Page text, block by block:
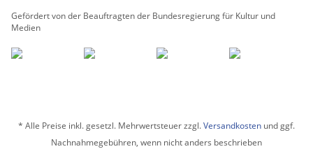
Gefördert von der Beauftragten der Bundesregierung für Kultur und
Medien
* Alle Preise inkl. gesetzl. Mehrwertsteuer zzgl.Versandkosten und ggf.
Nachnahmegebühren, wenn nicht anders beschrieben